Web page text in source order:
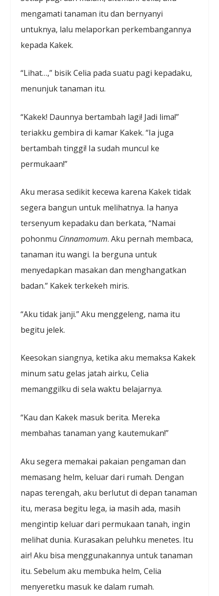
mengamati tanaman itu dan bernyanyi
untuknya, lalu melaporkan perkembangannya
kepada Kakek.
“Lihat…,” bisik Celia pada suatu pagi kepadaku,
menunjuk tanaman itu.
“Kakek! Daunnya bertambah lagi! Jadi lima!”
teriakku gembira di kamar Kakek. “Ia juga
bertambah tinggi! Ia sudah muncul ke
permukaan!”
Aku merasa sedikit kecewa karena Kakek tidak
segera bangun untuk melihatnya. Ia hanya
tersenyum kepadaku dan berkata, “Namai
pohonmu Cinnamomum. Aku pernah membaca,
tanaman itu wangi. Ia berguna untuk
menyedapkan masakan dan menghangatkan
badan.” Kakek terkekeh miris.
“Aku tidak janji.” Aku menggeleng, nama itu
begitu jelek.
Keesokan siangnya, ketika aku memaksa Kakek
minum satu gelas jatah airku, Celia
memanggilku di sela waktu belajarnya.
“Kau dan Kakek masuk berita. Mereka
membahas tanaman yang kautemukan!”
Aku segera memakai pakaian pengaman dan
memasang helm, keluar dari rumah. Dengan
napas terengah, aku berlutut di depan tanaman
itu, merasa begitu lega, ia masih ada, masih
mengintip keluar dari permukaan tanah, ingin
melihat dunia. Kurasakan peluhku menetes. Itu
air! Aku bisa menggunakannya untuk tanaman
itu. Sebelum aku membuka helm, Celia
menyeretku masuk ke dalam rumah.